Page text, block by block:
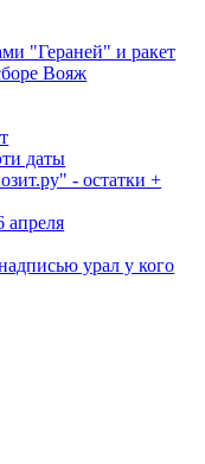
"Гераней" и ракет
Вояж
даты
- остатки +
апреля
урал у кого